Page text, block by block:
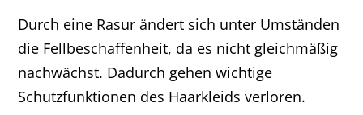
Durch eine Rasur ändert sich unter Umständen
die Fellbeschaffenheit, da es nicht gleichmäßig
nachwächst. Dadurch gehen wichtige
Schutzfunktionen des Haarkleids verloren.